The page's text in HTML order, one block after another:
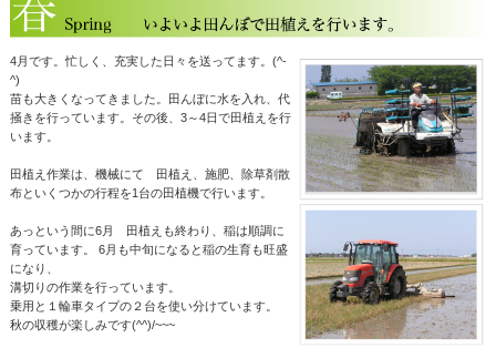
4月です。忙しく、充実した日々を送ってます。(^-
^)
苗も大きくなってきました。田んぼに水を入れ、代
掻きを行っています。その後、3～4日で田植えを行
います。
田植え作業は、機械にて 田植え、施肥、除草剤散
布といくつかの行程を1台の田植機で行います。
あっという間に6月 田植えも終わり、稲は順調に
育っています。 6月も中旬になると稲の生育も旺盛
になり、
溝切りの作業を行っています。
乗用と１輪車タイプの２台を使い分けています。
秋の収穫が楽しみです(^^)/~~~